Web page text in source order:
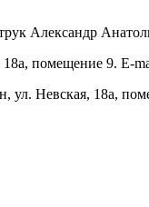
Александр
помещение 9. E-
ул. Невская, 18а,